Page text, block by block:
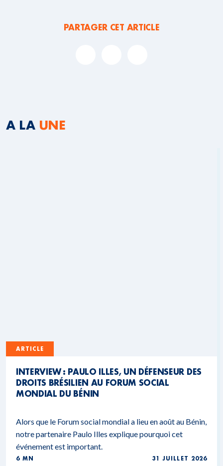
PARTAGER CET ARTICLE
A LA UNE
ARTICLE
INTERVIEW : PAULO ILLES, UN DÉFENSEUR DES
DROITS BRÉSILIEN AU FORUM SOCIAL
MONDIAL DU BÉNIN
Alors que le Forum social mondial a lieu en août au Bénin,
notre partenaire Paulo Illes explique pourquoi cet
événement est important.
6 MN 31 JUILLET 2026